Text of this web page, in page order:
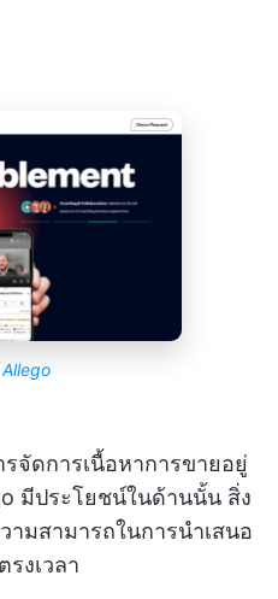
Allego
จัดการเนื้อหาการขายอยู่
มีประโยชน์ในด้านนั้น สิ่ง
มสามารถในการนำเสนอ
รงเวลา